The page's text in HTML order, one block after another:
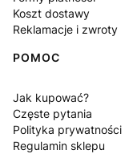
Koszt dostawy
Reklamacje i zwroty
POMOC
Jak kupować?
Częste pytania
Polityka prywatności
Regulamin sklepu